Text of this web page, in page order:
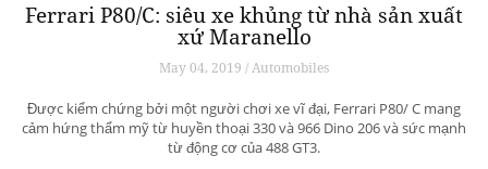
Ferrari P80/C: siêu xe khủng từ ​​nhà sản xuất
xứ Maranello
May 04, 2019 / Automobiles
Được kiểm chứng bởi một người chơi xe vĩ đại, Ferrari P80/ C mang
cảm hứng thẩm mỹ từ huyền thoại 330 và 966 Dino 206 và sức mạnh
từ động cơ của 488 GT3.